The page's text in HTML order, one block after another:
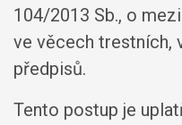
104/2013 Sb., o
ve věcech trestních,
předpisů.
Tento postup je